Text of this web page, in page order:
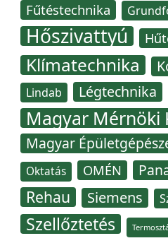
Fűtéstechnika
Hőszivattyú
Klímatechnika
Lindab Légtechnika
Magyar Mérnöki
Magyar
Oktatás OMÉN
Rehau Siemens
Szellőztetés